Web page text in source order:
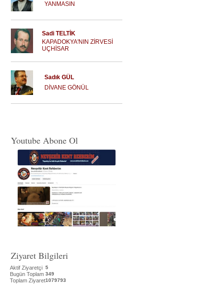
YANMASIN
Sadi TELTİK
KAPADOKYA'NIN ZİRVESİ
UÇHİSAR
Sadık GÜL
DİVANE GÖNÜL
Youtube Abone Ol
Ziyaret Bilgileri
Aktif Ziyaretçi 5
Bugün Toplam 349
Toplam Ziyaret1079793